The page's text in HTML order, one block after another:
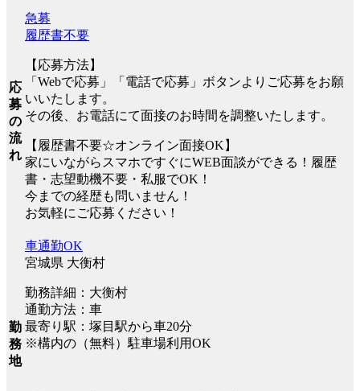
応
募
の
流
れ
急募
履歴書不要
【応募方法】
「Webで応募」「電話で応募」ボタンよりご応募をお願
いいたします。
その後、お電話にて面接のお時間を調整いたします。
【履歴書不要☆オンライン面接OK】
家にいながらスマホですぐにWEB面談ができる！履歴
書・志望動機不要・私服でOK！
今までの経歴も問いません！
お気軽にご応募ください！
勤
務
地
車通勤OK
宮城県 大衡村
勤務詳細：大衡村
通勤方法：車
最寄り駅：塚目駅から車20分
※構内の（無料）駐車場利用OK